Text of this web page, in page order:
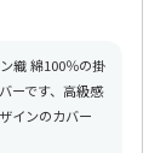
織 綿100％の掛
ーです、高級感
インのカバー